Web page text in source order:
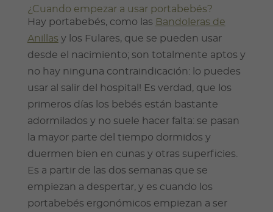
¿Cuando empezar a usar portabebés?
Hay portabebés, como las Bandoleras de
Anillas y los Fulares, que se pueden usar
desde el nacimiento; son totalmente aptos y
no hay ninguna contraindicación: lo puedes
usar al salir del hospital! Es verdad, que los
primeros días los bebés están bastante
adormilados y no suele hacer falta: se pasan
la mayor parte del tiempo dormidos y
duermen bien en cunas y otras superficies.
Es a partir de las dos semanas que se
empiezan a despertar, y es cuando los
portabebés ergonómicos empiezan a ser